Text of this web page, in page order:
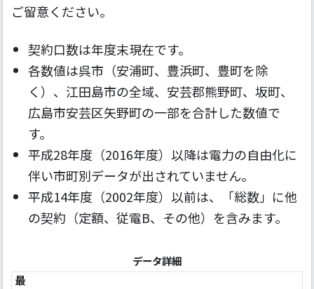
ご留意ください。
契約口数は年度末現在です。
各数値は呉市（安浦町、豊浜町、豊町を除
く）、江田島市の全域、安芸郡熊野町、坂町、
広島市安芸区矢野町の一部を合計した数値で
す。
平成28年度（2016年度）以降は電力の自由化に
伴い市町別データが出されていません。
平成14年度（2002年度）以前は、「総数」に他
の契約（定額、従電B、その他）を含みます。
データ詳細
最